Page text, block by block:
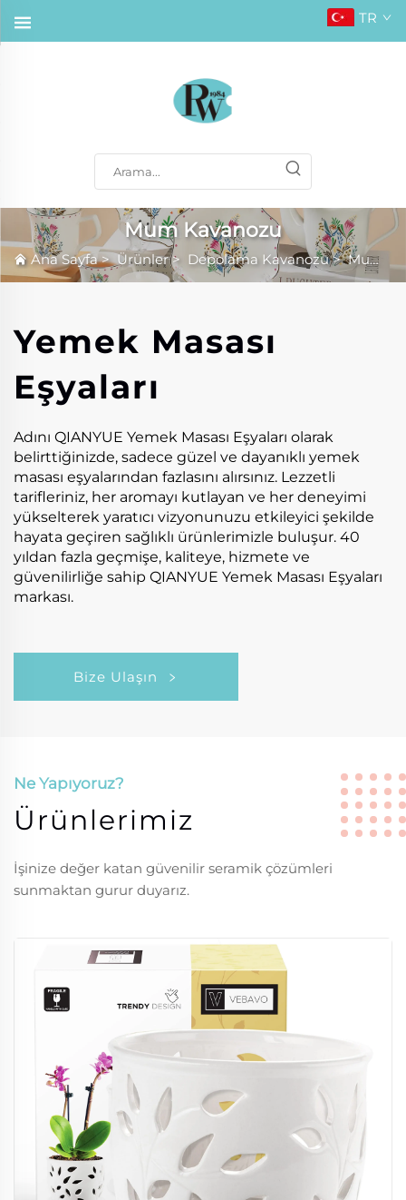
TR
Mum Kavanozu
Ana Sayfa>Ürünler> Depolama Kavanozu>Mum Kavanozu
Yemek Masası
Eşyaları
Adını QIANYUE Yemek Masası Eşyaları olarak
belirttiğinizde, sadece güzel ve dayanıklı yemek
masası eşyalarından fazlasını alırsınız. Lezzetli
tarifleriniz, her aromayı kutlayan ve her deneyimi
yükselterek yaratıcı vizyonunuzu etkileyici şekilde
hayata geçiren sağlıklı ürünlerimizle buluşur. 40
yıldan fazla geçmişe, kaliteye, hizmete ve
güvenilirliğe sahip QIANYUE Yemek Masası Eşyaları
markası.
Bize Ulaşın
Ne Yapıyoruz?
Ürünlerimiz
İşinize değer katan güvenilir seramik çözümleri
sunmaktan gurur duyarız.